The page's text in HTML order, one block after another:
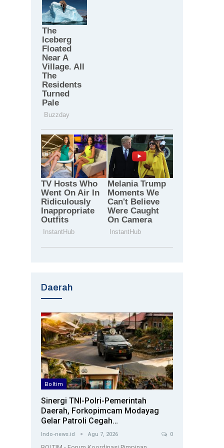
Daerah
Boltim
Sinergi TNI-Polri-Pemerintah
Daerah, Forkopimcam Modayag
Gelar Patroli Cegah…
Indo-news.id Agu 7, 2026 0